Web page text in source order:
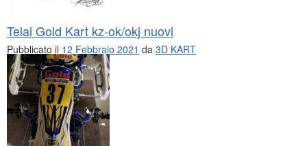
Telai Gold Kart kz-ok/okj nuovi
Pubblicato il 12 Febbraio 2021 da 3D KART